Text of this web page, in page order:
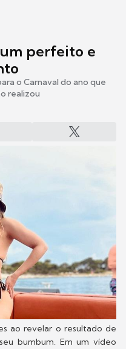
perfeito e
o Carnaval do ano que
realizou
ao revelar o resultado de
bumbum. Em um vídeo